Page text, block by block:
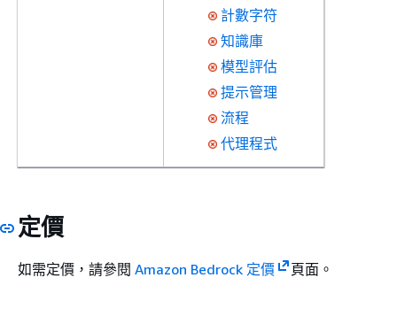
計數字符
知識庫
模型評估
提示管理
流程
代理程式
定價
如需定價，請參閱 Amazon Bedrock 定價 頁面。